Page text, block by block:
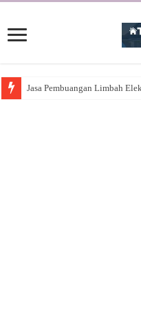
Jasa Pembuangan Limbah